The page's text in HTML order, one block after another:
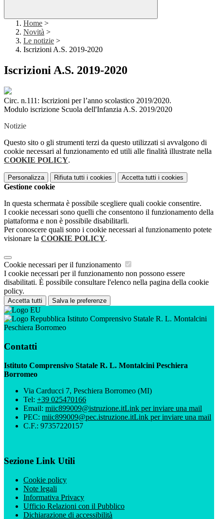
Home >
Novità >
Le notizie >
Iscrizioni A.S. 2019-2020
Iscrizioni A.S. 2019-2020
Circ. n.111: Iscrizioni per l’anno scolastico 2019/2020.
Modulo iscrizione Scuola dell'Infanzia A.S. 2019/2020
Notizie
Questo sito o gli strumenti terzi da questo utilizzati si avvalgono di
cookie necessari al funzionamento ed utili alle finalità illustrate nella
COOKIE POLICY.
Personalizza Rifiuta tutti i cookies Accetta tutti i cookies
Gestione cookie
In questa schermata è possibile scegliere quali cookie consentire.
I cookie necessari sono quelli che consentono il funzionamento della
piattaforma e non è possibile disabilitarli.
Per conoscere quali sono i cookie necessari al funzionamento potete
visionare la COOKIE POLICY.
Cookie necessari per il funzionamento
I cookie necessari per il funzionamento non possono essere
disabilitati. È possibile consultare l'elenco nella pagina della cookie
policy.
Accetta tutti Salva le preferenze
Istituto Comprensivo Statale R. L. Montalcini
Peschiera Borromeo
Contatti
Istituto Comprensivo Statale R. L. Montalcini Peschiera
Borromeo
Via Carducci 7, Peschiera Borromeo (MI)
Tel: +39 025470166
Email: miic899009@istruzione.itLink per inviare una mail
PEC: miic899009@pec.istruzione.itLink per inviare una mail
C.F.: 97357220157
Sezione Link Utili
Cookie policy
Note legali
Informativa Privacy
Ufficio Relazioni con il Pubblico
Dichiarazione di accessibilità